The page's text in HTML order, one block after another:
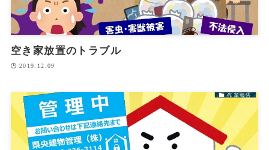
空き家放置のトラブル
2019.12.09
作業報告